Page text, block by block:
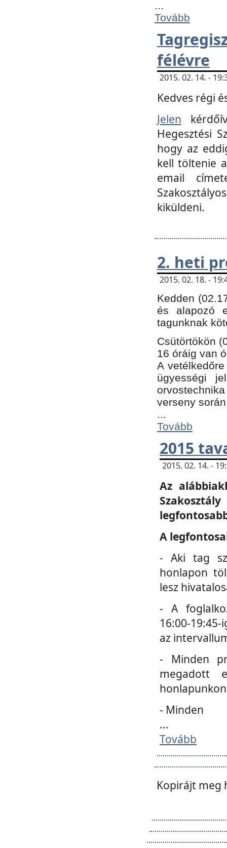
...
Tovább
félévre
2015. 02. 14. -
Kedves régi
Jelen
Hegesztési
hogy az
kell töltenie
email
kiküldeni.
2. heti
2015. 02. 18. -
Kedden
és alapozó
tagunknak
Csütörtökön
16 óráig van
A
ügyességi
verseny
...
Tovább
2015
2015. 02. 14. -
Az
A
- Aki tag
honlapon
lesz
- A
16:00-
az
- Minden
megadott
- Minden
...
Tovább
Kopirájt meg